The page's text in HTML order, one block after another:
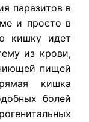
паразитов в
и просто в
кишку идет
из крови,
пищей
кишка
болей